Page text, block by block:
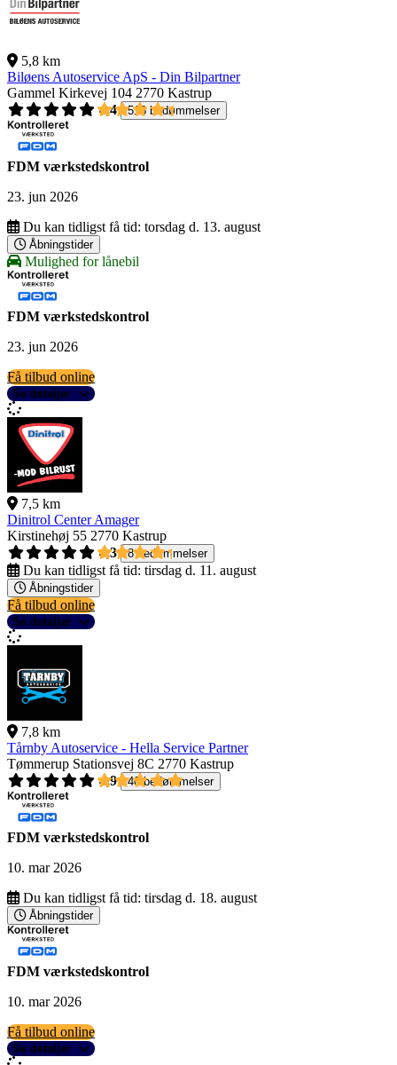
5,8 km
Biløens Autoservice ApS - Din Bilpartner
Gammel Kirkevej 104 2770 Kastrup
4,4
518 bedømmelser
FDM værkstedskontrol
23. jun 2026
Du kan tidligst få tid: torsdag d. 13. august
Åbningstider
Mulighed for lånebil
FDM værkstedskontrol
23. jun 2026
Få tilbud online
Se detaljer
7,5 km
Dinitrol Center Amager
Kirstinehøj 55 2770 Kastrup
4,3
8 bedømmelser
Du kan tidligst få tid: tirsdag d. 11. august
Åbningstider
Få tilbud online
Se detaljer
7,8 km
Tårnby Autoservice - Hella Service Partner
Tømmerup Stationsvej 8C 2770 Kastrup
4,9
40 bedømmelser
FDM værkstedskontrol
10. mar 2026
Du kan tidligst få tid: tirsdag d. 18. august
Åbningstider
FDM værkstedskontrol
10. mar 2026
Få tilbud online
Se detaljer